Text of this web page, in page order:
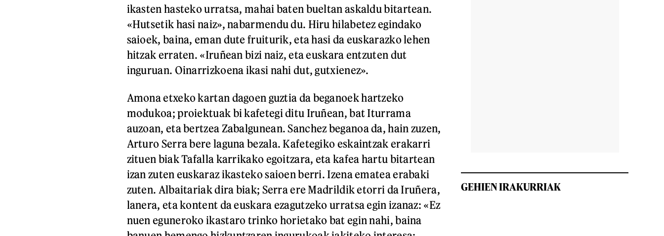
ikasten hasteko urratsa, mahai baten bueltan askaldu bitartean.
«Hutsetik hasi naiz», nabarmendu du. Hiru hilabetez egindako
saioek, baina, eman dute fruiturik, eta hasi da euskarazko lehen
hitzak erraten. «Iruñean bizi naiz, eta euskara entzuten dut
inguruan. Oinarrizkoena ikasi nahi dut, gutxienez».
Amona etxeko kartan dagoen guztia da beganoek hartzeko
modukoa; proiektuak bi kafetegi ditu Iruñean, bat Iturrama
auzoan, eta bertzea Zabalgunean. Sanchez beganoa da, hain zuzen,
Arturo Serra bere laguna bezala. Kafetegiko eskaintzak erakarri
zituen biak Tafalla karrikako egoitzara, eta kafea hartu bitartean
izan zuten euskaraz ikasteko saioen berri. Izena ematea erabaki
zuten. Albaitariak dira biak; Serra ere Madrildik etorri da Iruñera,
lanera, eta kontent da euskara ezagutzeko urratsa egin izanaz: «Ez
nuen eguneroko ikastaro trinko horietako bat egin nahi, baina
GEHIEN IRAKURRIAK